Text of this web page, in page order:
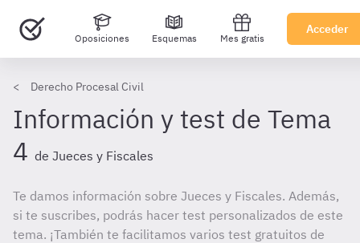
Oposiciones Esquemas Mes gratis
Acceder
Derecho Procesal Civil
Información y test de Tema
4 de Jueces y Fiscales
Te damos información sobre Jueces y Fiscales. Además,
si te suscribes, podrás hacer test personalizados de este
tema. ¡También te facilitamos varios test gratuitos de